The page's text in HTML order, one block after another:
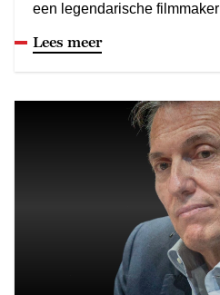
een legendarische filmmaker
Lees meer